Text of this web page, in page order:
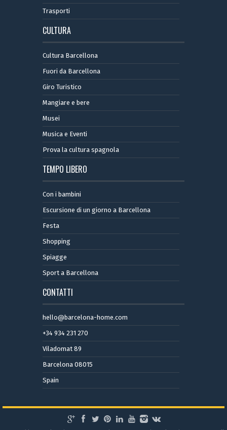
Trasporti
CULTURA
Cultura Barcellona
Fuori da Barcellona
Giro Turistico
Mangiare e bere
Musei
Musica e Eventi
Prova la cultura spagnola
TEMPO LIBERO
Con i bambini
Escursione di un giorno a Barcellona
Festa
Shopping
Spiagge
Sport a Barcellona
CONTATTI
hello@barcelona-home.com
+34 934 231 270
Viladomat 89
Barcelona 08015
Spain